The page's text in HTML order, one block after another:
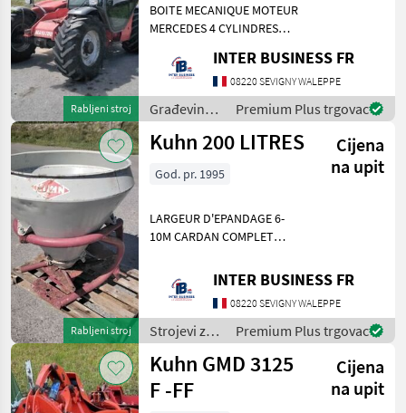
Rabljeni stroj
BOITE MECANIQUE MOTEUR
MERCEDES 4 CYLINDRES
Teleskopski utovarivači
INTER BUSINESS FR
08220 SEVIGNY WALEPPE
Građevinski
strojevi /
Manitou
Premium Plus trgovac
Rabljeni stroj
Kuhn 200 LITRES
Cijena
na upit
God. pr. 1995
LARGEUR D'EPANDAGE 6-
10M CARDAN COMPLET
gnojenje i navodnjavanje
Rasipači mineralnog
INTER BUSINESS FR
08220 SEVIGNY WALEPPE
Strojevi za
đubrenje,
gnojenje i
navodnjavanje
/ Kuhn
Premium Plus trgovac
Kuhn GMD 3125
F -FF
Cijena
na upit